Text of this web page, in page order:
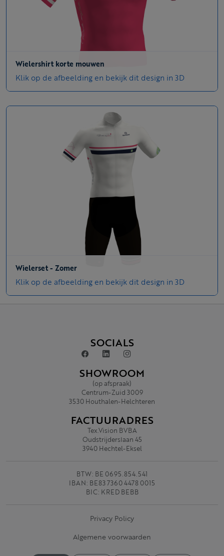
Wielershirt korte mouwen
Klik op de afbeelding en bekijk dit design in 3D
Wielerset - Zomer
Klik op de afbeelding en bekijk dit design in 3D
SOCIALS
SHOWROOM
(op afspraak)
Centrum-Zuid 3009
3530 Houthalen-Helchteren
FACTUURADRES
Tex.Vision BVBA
Oudstrijderslaan 45
3940 Hechtel-Eksel
BTW: BE 0695.854.541
IBAN: BE83 7360 4478 0015
BIC: KRED BEBB
Privacy Policy
Algemene voorwaarden